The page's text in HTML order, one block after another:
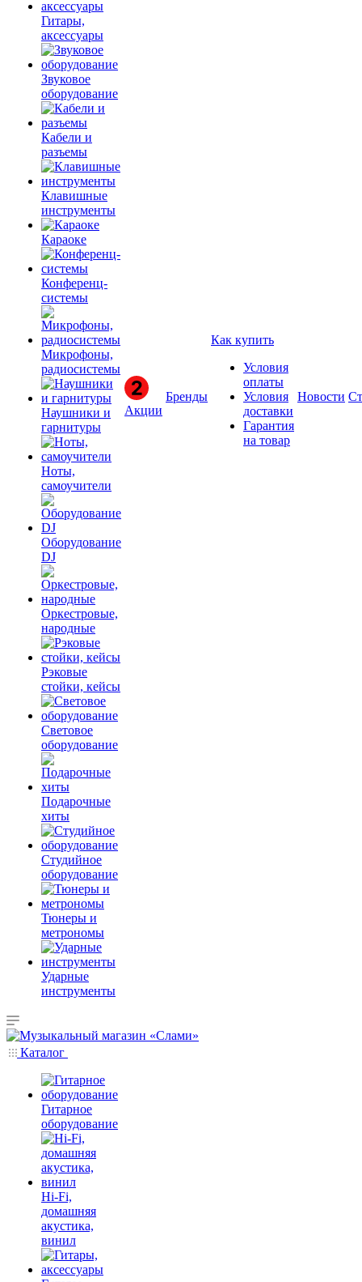
Гитары,
аксессуары
Звуковое
оборудование
Кабели и
разъемы
Клавишные
инструменты
Караоке
Конференц-
системы
Микрофоны,
радиосистемы
Наушники и
гарнитуры
Ноты,
самоучители
Оборудование
DJ
Оркестровые,
народные
Рэковые
стойки, кейсы
Световое
оборудование
Подарочные
хиты
Студийное
оборудование
Тюнеры и
метрономы
Ударные
инструменты
Акции
Бренды
Как купить
Условия
оплаты
Условия
доставки
Гарантия
на товар
Новости
Каталог
Гитарное
оборудование
Hi-Fi,
домашняя
акустика,
винил